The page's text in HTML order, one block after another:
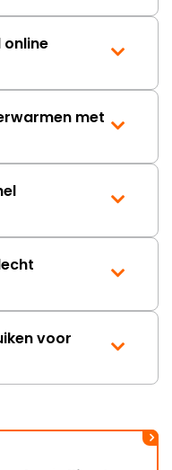
online
met
voor